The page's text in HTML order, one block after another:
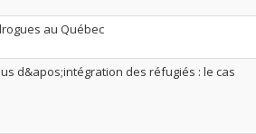
au Québec
d&apos;intégration des réfugiés : le cas